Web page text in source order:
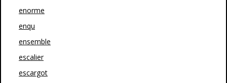
enorme
enqu
ensemble
escalier
escargot